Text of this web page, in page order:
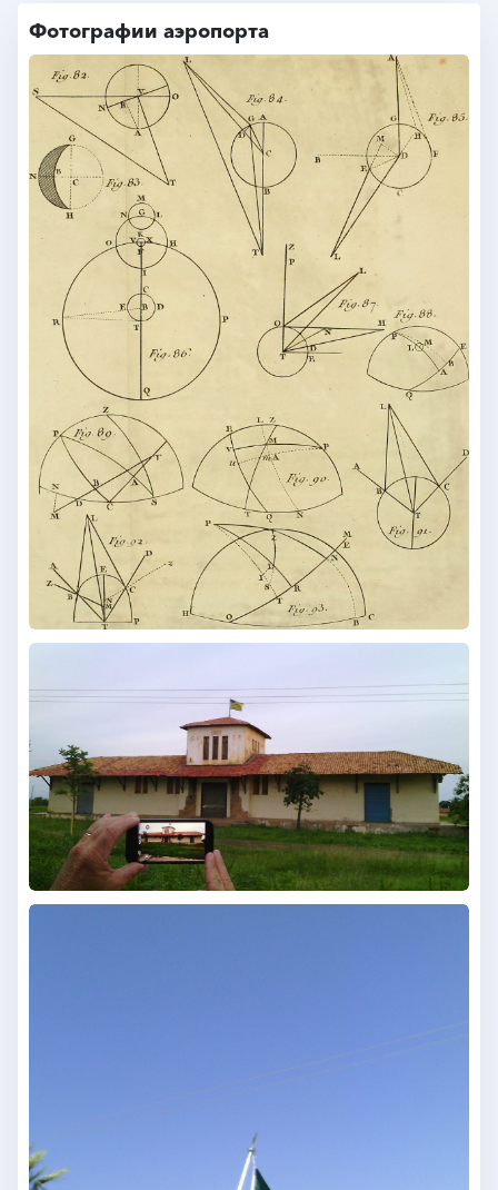
Фотографии аэропорта